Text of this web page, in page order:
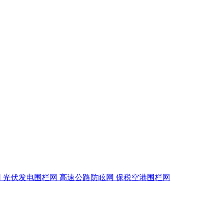
光伏发电围栏网 高速公路防眩网 保税空港围栏网